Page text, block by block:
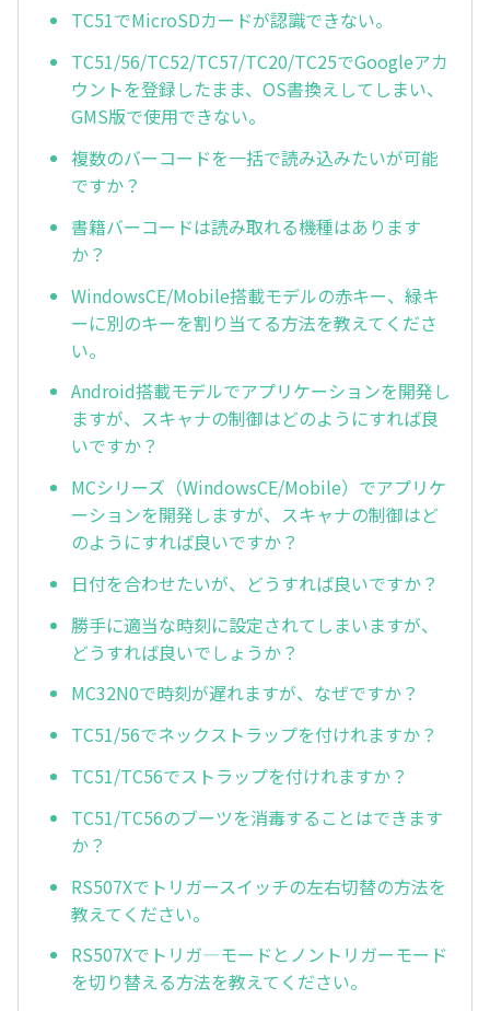
TC51でMicroSDカードが認識できない。
TC51/56/TC52/TC57/TC20/TC25でGoogleアカ
ウントを登録したまま、OS書換えしてしまい、
GMS版で使用できない。
複数のバーコードを一括で読み込みたいが可能
ですか？
書籍バーコードは読み取れる機種はあります
か？
WindowsCE/Mobile搭載モデルの赤キー、緑キ
ーに別のキーを割り当てる方法を教えてくださ
い。
Android搭載モデルでアプリケーションを開発し
ますが、スキャナの制御はどのようにすれば良
いですか？
MCシリーズ（WindowsCE/Mobile）でアプリケ
ーションを開発しますが、スキャナの制御はど
のようにすれば良いですか？
日付を合わせたいが、どうすれば良いですか？
勝手に適当な時刻に設定されてしまいますが、
どうすれば良いでしょうか？
MC32N0で時刻が遅れますが、なぜですか？
TC51/56でネックストラップを付けれますか？
TC51/TC56でストラップを付けれますか？
TC51/TC56のブーツを消毒することはできます
か？
RS507Xでトリガースイッチの左右切替の方法を
教えてください。
RS507Xでトリガ—モードとノントリガーモード
を切り替える方法を教えてください。